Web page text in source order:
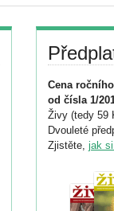
Cena
od čísla 1/
Živy (tedy 59
Dvouleté
Zjistěte, jak